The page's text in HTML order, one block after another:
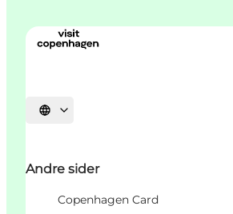
Vælg sprog
Andre sider
Copenhagen Card